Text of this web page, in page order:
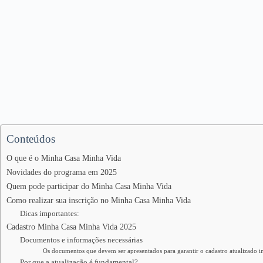
Conteúdos
O que é o Minha Casa Minha Vida
Novidades do programa em 2025
Quem pode participar do Minha Casa Minha Vida
Como realizar sua inscrição no Minha Casa Minha Vida
Dicas importantes:
Cadastro Minha Casa Minha Vida 2025
Documentos e informações necessárias
Os documentos que devem ser apresentados para garantir o cadastro atualizado